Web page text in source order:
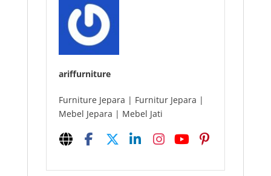
ariffurniture
Furniture Jepara | Furnitur Jepara |
Mebel Jepara | Mebel Jati